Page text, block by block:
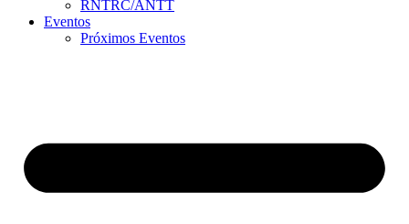
RNTRC/ANTT
Eventos
Próximos Eventos